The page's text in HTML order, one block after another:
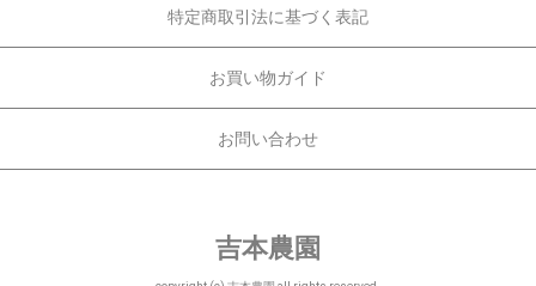
特定商取引法に基づく表記
お買い物ガイド
お問い合わせ
吉本農園